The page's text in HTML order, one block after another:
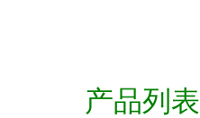
产品列表